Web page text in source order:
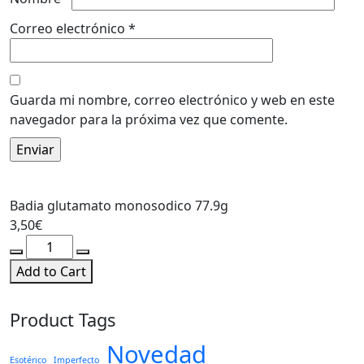
Correo electrónico *
Guarda mi nombre, correo electrónico y web en este
navegador para la próxima vez que comente.
Badia glutamato monosodico 77.9g
3,50€
glutamato
monosodico
cantidad
Add to Cart
Product Tags
Esotérico Imperfecto Novedad